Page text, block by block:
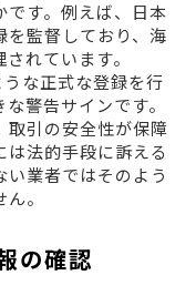
す。例えば、日本
を監督しており、海
れています。
な正式な登録を行
警告サインです。
取引の安全性が保障
法的手段に訴える
業者ではそのよう
。
の確認